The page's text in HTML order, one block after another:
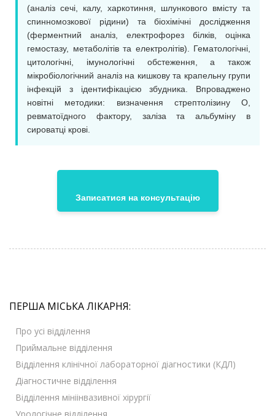
(аналіз сечі, калу, харкотиння, шлункового вмісту та
спинномозкової рідини) та біохімічні дослідження
(ферментний аналіз, електрофорез білків, оцінка
гемостазу, метаболітів та електролітів). Гематологічні,
цитологічні, імунологічні обстеження, а також
мікробіологічний аналіз на кишкову та крапельну групи
інфекцій з ідентифікацією збудника. Впроваджено
новітні методики: визначення стрептолізину О,
ревматоїдного фактору, заліза та альбуміну в
сироватці крові.
Записатися на консультацію
ПЕРША МІСЬКА ЛІКАРНЯ:
Про усі відділення
Приймальне відділення
Відділення клінічної лабораторної діагностики (КДЛ)
Діагностичне відділення
Відділення мініінвазивної хірургії